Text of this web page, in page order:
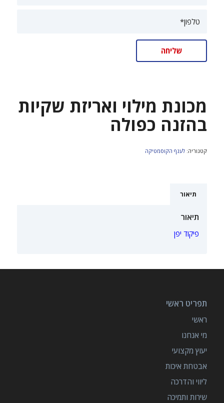
מכונת מילוי ואריזת שקיות
בהזנה כפולה
קטגוריה: לענף הקוסמטיקה
תיאור
תיאור
פיקוד יפן
תפריט ראשי
ראשי
מי אנחנו
יעוץ מקצועי
אבטחת איכות
ליווי והדרכה
שירות ותמיכה